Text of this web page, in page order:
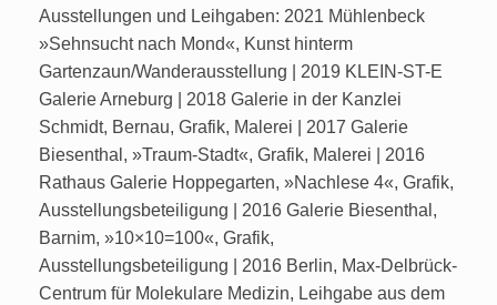
Ausstellungen und Leihgaben: 2021 Mühlenbeck
»Sehnsucht nach Mond«, Kunst hinterm
Gartenzaun/Wanderausstellung | 2019 KLEIN-ST-E
Galerie Arneburg | 2018 Galerie in der Kanzlei
Schmidt, Bernau, Grafik, Malerei | 2017 Galerie
Biesenthal, »Traum-Stadt«, Grafik, Malerei | 2016
Rathaus Galerie Hoppegarten, »Nachlese 4«, Grafik,
Ausstellungsbeteiligung | 2016 Galerie Biesenthal,
Barnim, »10×10=100«, Grafik,
Ausstellungsbeteiligung | 2016 Berlin, Max-Delbrück-
Centrum für Molekulare Medizin, Leihgabe aus dem